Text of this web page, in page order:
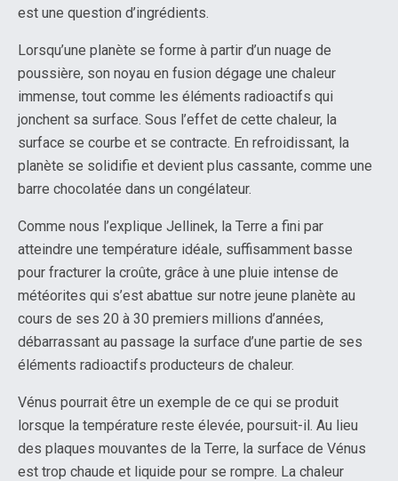
est une question d’ingrédients.
Lorsqu’une planète se forme à partir d’un nuage de
poussière, son noyau en fusion dégage une chaleur
immense, tout comme les éléments radioactifs qui
jonchent sa surface. Sous l’effet de cette chaleur, la
surface se courbe et se contracte. En refroidissant, la
planète se solidifie et devient plus cassante, comme une
barre chocolatée dans un congélateur.
Comme nous l’explique Jellinek, la Terre a fini par
atteindre une température idéale, suffisamment basse
pour fracturer la croûte, grâce à une pluie intense de
météorites qui s’est abattue sur notre jeune planète au
cours de ses 20 à 30 premiers millions d’années,
débarrassant au passage la surface d’une partie de ses
éléments radioactifs producteurs de chaleur.
Vénus pourrait être un exemple de ce qui se produit
lorsque la température reste élevée, poursuit-il. Au lieu
des plaques mouvantes de la Terre, la surface de Vénus
est trop chaude et liquide pour se rompre. La chaleur